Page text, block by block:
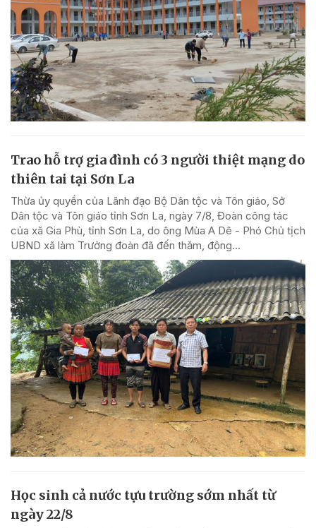
Trao hỗ trợ gia đình có 3 người thiệt mạng do
thiên tai tại Sơn La
Thừa ủy quyền của Lãnh đạo Bộ Dân tộc và Tôn giáo, Sở
Dân tộc và Tôn giáo tỉnh Sơn La, ngày 7/8, Đoàn công tác
của xã Gia Phù, tỉnh Sơn La, do ông Mùa A Dê - Phó Chủ tịch
UBND xã làm Trưởng đoàn đã đến thăm, động...
Học sinh cả nước tựu trường sớm nhất từ
ngày 22/8